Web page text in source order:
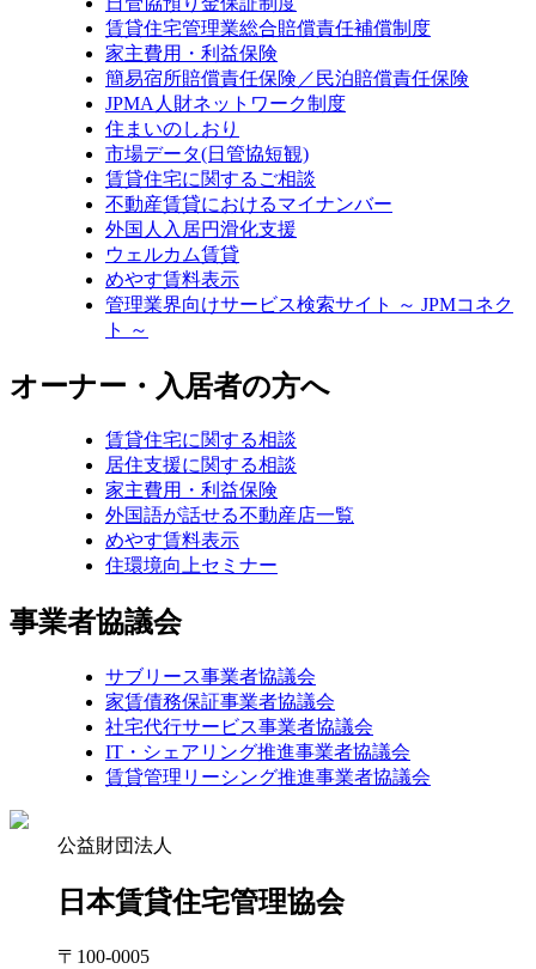
賃貸住宅管理業総合賠償責任補償制度
家主費用・利益保険
簡易宿所賠償責任保険／民泊賠償責任保険
JPMA人財ネットワーク制度
住まいのしおり
市場データ(日管協短観)
賃貸住宅に関するご相談
不動産賃貸におけるマイナンバー
外国人入居円滑化支援
ウェルカム賃貸
めやす賃料表示
管理業界向けサービス検索サイト ～ JPMコネク
ト ～
オーナー・入居者の方へ
賃貸住宅に関する相談
居住支援に関する相談
家主費用・利益保険
外国語が話せる不動産店一覧
めやす賃料表示
住環境向上セミナー
事業者協議会
サブリース事業者協議会
家賃債務保証事業者協議会
社宅代行サービス事業者協議会
IT・シェアリング推進事業者協議会
賃貸管理リーシング推進事業者協議会
公益財団法人
日本賃貸住宅管理協会
〒100-0005